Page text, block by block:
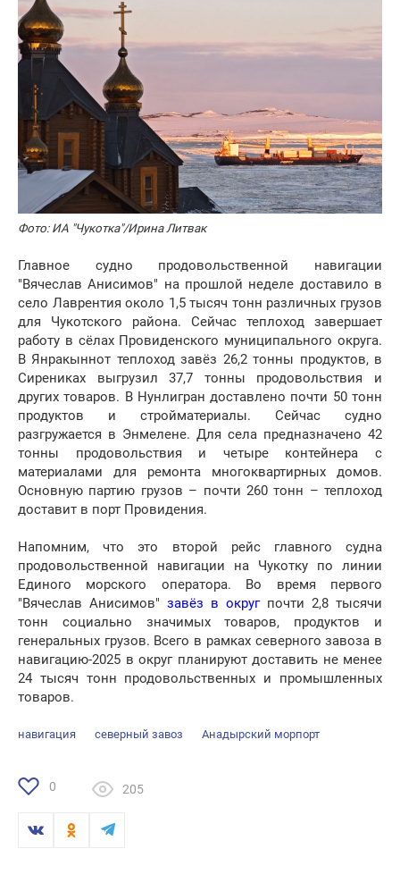
Фото: ИА "Чукотка"/Ирина Литвак
Главное судно продовольственной навигации
"Вячеслав Анисимов" на прошлой неделе доставило в
село Лаврентия около 1,5 тысяч тонн различных грузов
для Чукотского района. Сейчас теплоход завершает
работу в сёлах Провиденского муниципального округа.
В Янракыннот теплоход завёз 26,2 тонны продуктов, в
Сирениках выгрузил 37,7 тонны продовольствия и
других товаров. В Нунлигран доставлено почти 50 тонн
продуктов и стройматериалы. Сейчас судно
разгружается в Энмелене. Для села предназначено 42
тонны продовольствия и четыре контейнера с
материалами для ремонта многоквартирных домов.
Основную партию грузов – почти 260 тонн – теплоход
доставит в порт Провидения.
Напомним, что это второй рейс главного судна
продовольственной навигации на Чукотку по линии
Единого морского оператора. Во время первого
"Вячеслав Анисимов" завёз в округпочти 2,8 тысячи
тонн социально значимых товаров, продуктов и
генеральных грузов. Всего в рамках северного завоза в
навигацию-2025 в округ планируют доставить не менее
24 тысяч тонн продовольственных и промышленных
товаров.
навигация северный завоз Анадырский морпорт
0 205